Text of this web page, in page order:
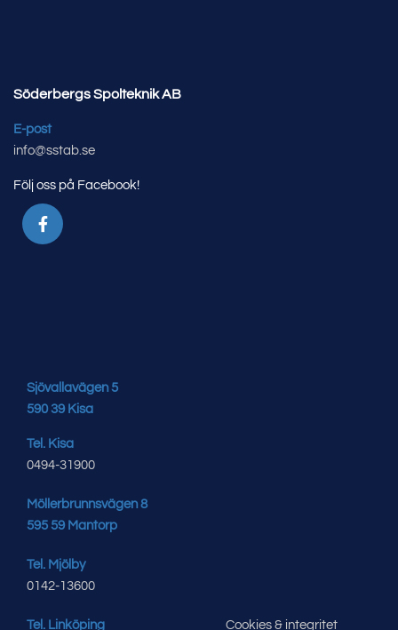
Söderbergs Spolteknik AB
E-post
info@sstab.se
Följ oss på Facebook!
Sjövallavägen 5
590 39 Kisa
Tel. Kisa
0494-31900
Möllerbrunnsvägen 8
595 59 Mantorp
Tel. Mjölby
0142-13600
Tel. Linköping Cookies & integritet